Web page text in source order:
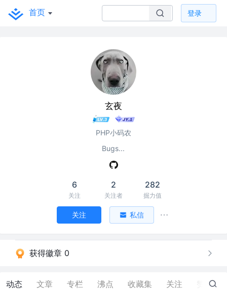
首页 登录
玄夜
PHP小码农
Bugs...
6
关注
2
关注者
282
掘力值
关注 私信
获得徽章 0
动态 文章 专栏 沸点 收藏集 关注 19